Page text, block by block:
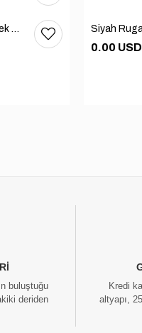
Siyah Rugan Deri Bağcıklı Erkek Günlük Ayakkabı 101-1004-GN502
0.00 USD
buluştuğu
deriden
Kredi
altyapı,